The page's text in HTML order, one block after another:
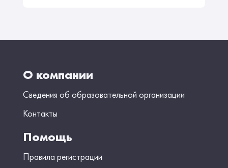
О компании
Сведения об образовательной организации
Контакты
Помощь
Правила регистрации